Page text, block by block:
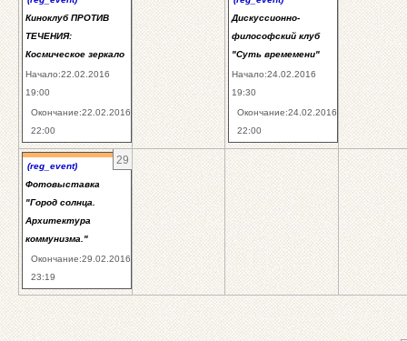
Киноклуб ПРОТИВ
ТЕЧЕНИЯ:
Космическое зеркало
Начало:22.02.2016
19:00
Окончание:22.02.2016
22:00
Дискуссионно-
философский клуб
"Суть времемени"
Начало:24.02.2016
19:30
Окончание:24.02.2016
22:00
29
(reg_event)
Фотовыставка
"Город солнца.
Архитектура
коммунизма."
Окончание:29.02.2016
23:19